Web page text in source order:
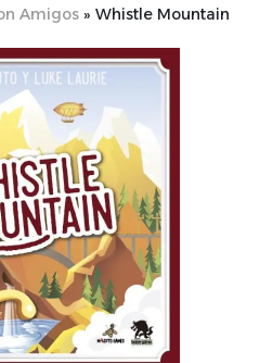
Amigos » Whistle Mountain